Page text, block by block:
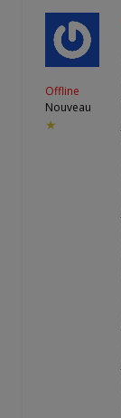
Offline
Nouveau
★